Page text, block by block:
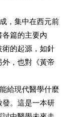
，集中在西元前
各篇的主要內
術的起源，如針
，也對《黃帝
給現代醫學什麼
發。這是一本研